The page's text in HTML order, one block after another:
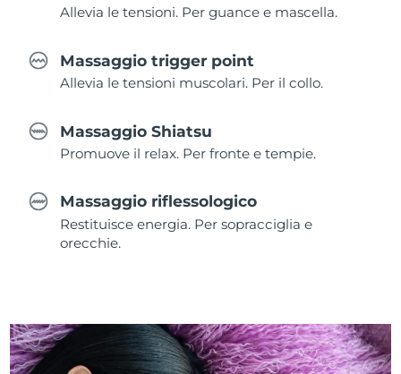
Allevia le tensioni. Per guance e mascella.
Massaggio trigger point
Allevia le tensioni muscolari. Per il collo.
Massaggio Shiatsu
Promuove il relax. Per fronte e tempie.
Massaggio riflessologico
Restituisce energia. Per sopracciglia e
orecchie.